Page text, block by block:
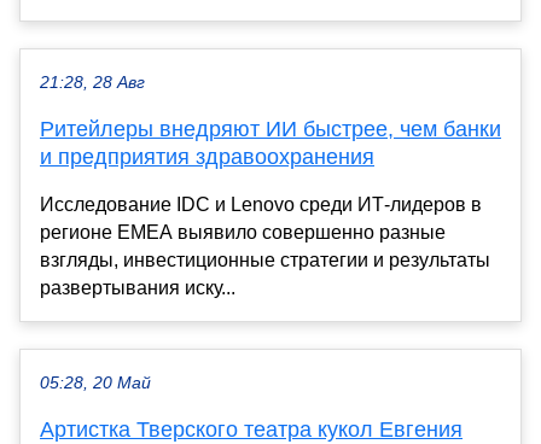
21:28, 28 Авг
Ритейлеры внедряют ИИ быстрее, чем банки
и предприятия здравоохранения
Исследование IDC и Lenovo среди ИТ-лидеров в
регионе EMEA выявило совершенно разные
взгляды, инвестиционные стратегии и результаты
развертывания иску...
05:28, 20 Май
Артистка Тверского театра кукол Евгения